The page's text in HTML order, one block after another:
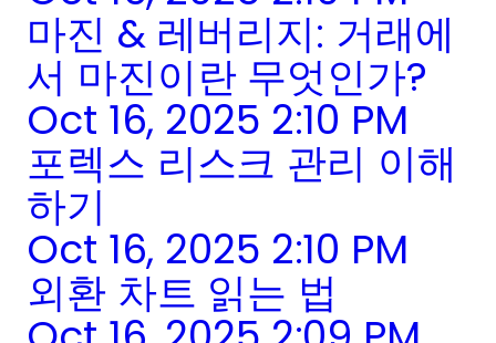
마진 & 레버리지: 거래에
서 마진이란 무엇인가?
Oct 16, 2025 2:10 PM
포렉스 리스크 관리 이해
하기
Oct 16, 2025 2:10 PM
외환 차트 읽는 법